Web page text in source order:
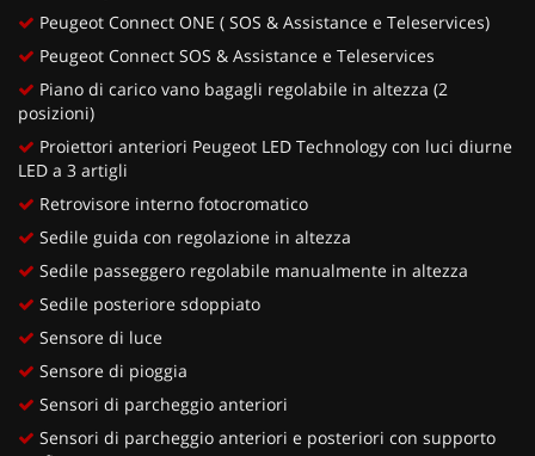
Peugeot Connect ONE ( SOS & Assistance e Teleservices)
Peugeot Connect SOS & Assistance e Teleservices
Piano di carico vano bagagli regolabile in altezza (2
posizioni)
Proiettori anteriori Peugeot LED Technology con luci diurne
LED a 3 artigli
Retrovisore interno fotocromatico
Sedile guida con regolazione in altezza
Sedile passeggero regolabile manualmente in altezza
Sedile posteriore sdoppiato
Sensore di luce
Sensore di pioggia
Sensori di parcheggio anteriori
Sensori di parcheggio anteriori e posteriori con supporto